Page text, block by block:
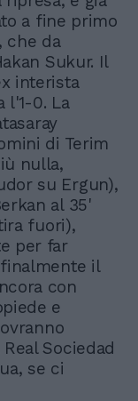
a fine primo
che da
Sukur. Il
interista
l'1-0. La
di Terim
nulla,
su Ergun),
al 35'
fuori),
per far
il
con
e
Sociedad
se ci